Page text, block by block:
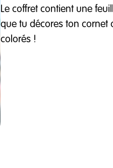
Le coffret contient une
que tu décores ton cornet
colorés !